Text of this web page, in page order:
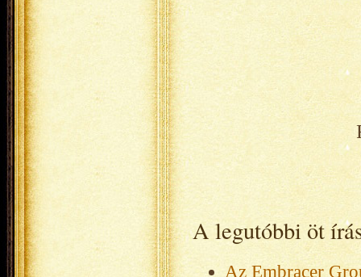
A legutóbbi öt
Az Embracer